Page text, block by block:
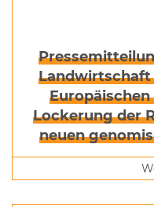
Landwirtschaft
Lockerung der
neuen